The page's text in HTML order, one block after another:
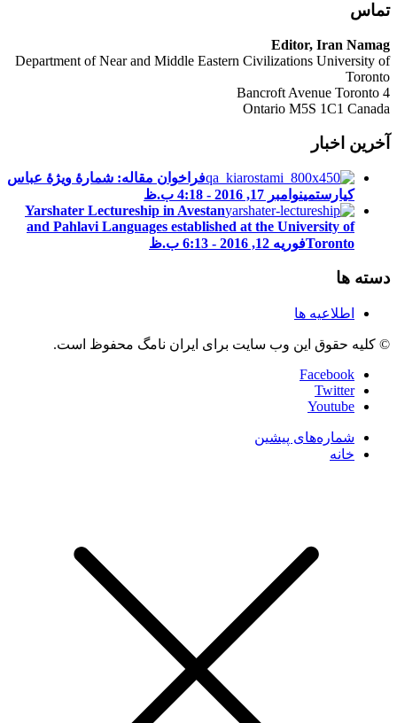
تماس
Editor, Iran Namag
Department of Near and Middle Eastern Civilizations University of
Toronto
4 Bancroft Avenue Toronto
Ontario M5S 1C1 Canada
آخرین اخبار
فراخوان مقاله: شمارۀ ویژۀ عباس
کیارستمینوامبر 17, 2016 - 4:18 ب.ظ
Yarshater Lectureship in Avestan
and Pahlavi Languages established at the University of
Torontoفوریه 12, 2016 - 6:13 ب.ظ
دسته ها
اطلاعیه ها
© کلیه حقوق این وب سایت برای ایران نامگ محفوظ است.
Facebook
Twitter
Youtube
شماره‌های پیشین
خانه